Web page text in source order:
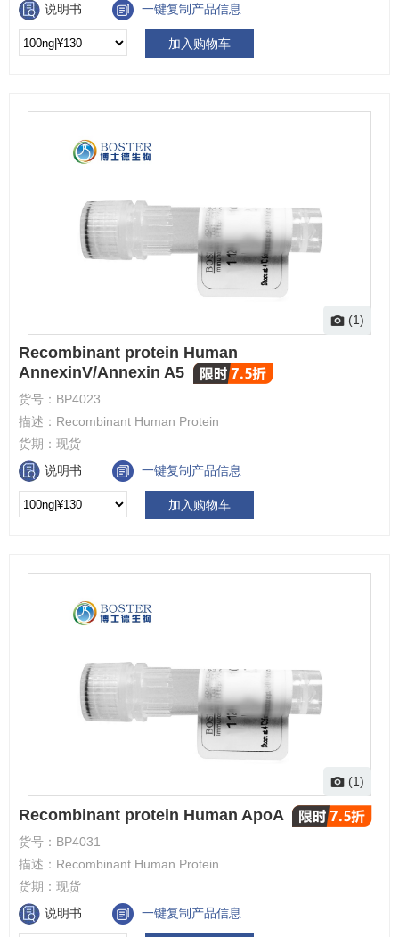
说明书
一键复制产品信息
加入购物车
(1)
Recombinant protein Human
AnnexinV/Annexin A5
货号： BP4023
描述： Recombinant Human Protein
货期： 现货
说明书
一键复制产品信息
加入购物车
(1)
Recombinant protein Human ApoA
货号： BP4031
描述： Recombinant Human Protein
货期： 现货
说明书
一键复制产品信息